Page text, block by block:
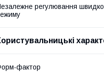
регулювання
фактор